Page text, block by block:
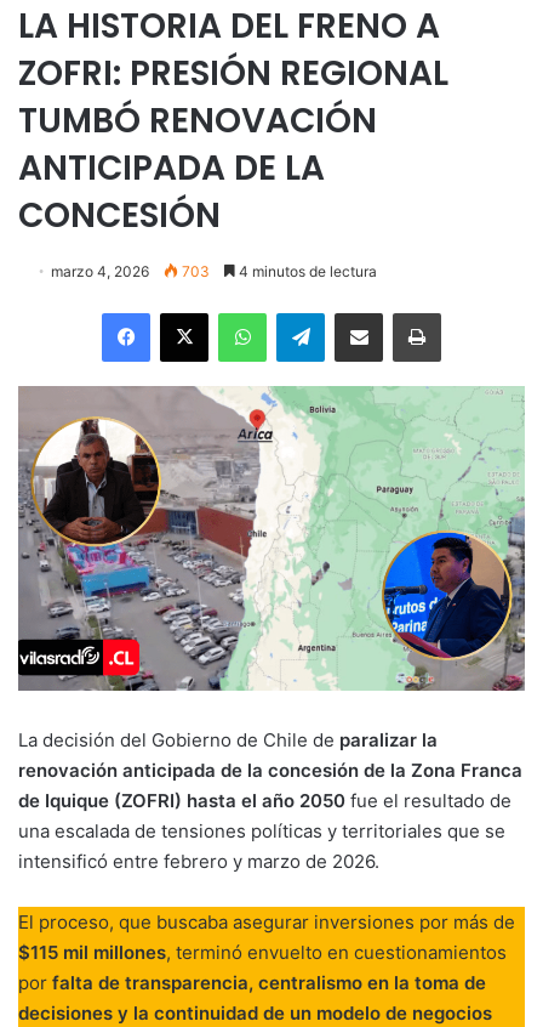
LA HISTORIA DEL FRENO A
ZOFRI: PRESIÓN REGIONAL
TUMBÓ RENOVACIÓN
ANTICIPADA DE LA
CONCESIÓN
marzo 4, 2026 703 4 minutos de lectura
Facebook
X WhatsAppTelegramEnviar vía email Imprimir
La decisión del Gobierno de Chile de paralizar la
renovación anticipada de la concesión de la Zona Franca
de Iquique (ZOFRI) hasta el año 2050 fue el resultado de
una escalada de tensiones políticas y territoriales que se
intensificó entre febrero y marzo de 2026.
El proceso, que buscaba asegurar inversiones por más de
$115 mil millones, terminó envuelto en cuestionamientos
por falta de transparencia, centralismo en la toma de
decisiones y la continuidad de un modelo de negocios